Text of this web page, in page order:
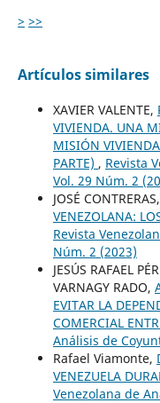
> >>
Artículos similares
XAVIER VALENTE,
VIVIENDA. UNA
MISIÓN
PARTE) , Revista
Vol. 29 Núm. 2
JOSÉ
VENEZOLANA:
Revista
Núm. 2 (2023)
JESÚS RAFAEL
VARNAGY RADO,
EVITAR LA
COMERCIAL
Análisis de
Rafael Viamonte,
VENEZUELA
Venezolana de